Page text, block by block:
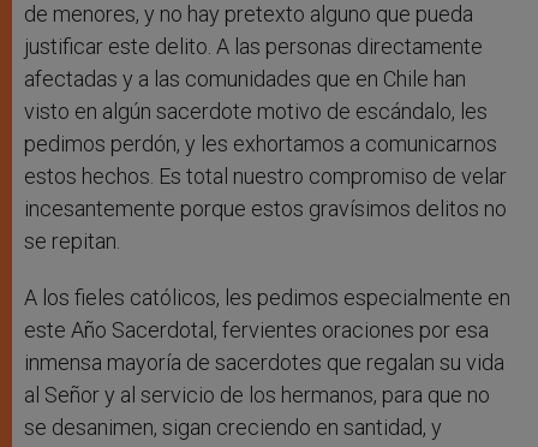
de menores, y no hay pretexto alguno que pueda
justificar este delito. A las personas directamente
afectadas y a las comunidades que en Chile han
visto en algún sacerdote motivo de escándalo, les
pedimos perdón, y les exhortamos a comunicarnos
estos hechos. Es total nuestro compromiso de velar
incesantemente porque estos gravísimos delitos no
se repitan.
A los fieles católicos, les pedimos especialmente en
este Año Sacerdotal, fervientes oraciones por esa
inmensa mayoría de sacerdotes que regalan su vida
al Señor y al servicio de los hermanos, para que no
se desanimen, sigan creciendo en santidad, y